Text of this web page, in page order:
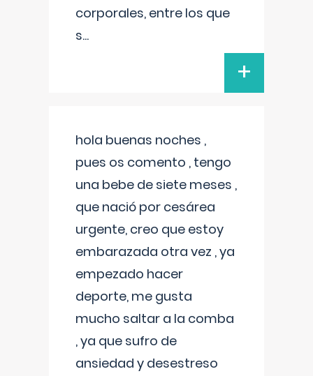
corporales, entre los que
s...
+
hola buenas noches ,
pues os comento , tengo
una bebe de siete meses ,
que nació por cesárea
urgente, creo que estoy
embarazada otra vez , ya
empezado hacer
deporte, me gusta
mucho saltar a la comba
, ya que sufro de
ansiedad y desestreso